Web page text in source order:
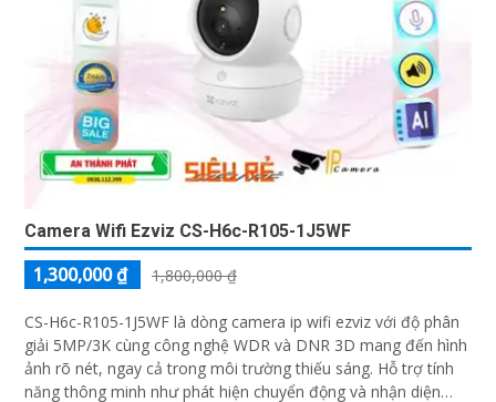
Camera Wifi Ezviz CS-H6c-R105-1J5WF
1,300,000 ₫ 1,800,000 ₫
CS-H6c-R105-1J5WF là dòng camera ip wifi ezviz với độ phân
giải 5MP/3K cùng công nghệ WDR và DNR 3D mang đến hình
ảnh rõ nét, ngay cả trong môi trường thiếu sáng. Hỗ trợ tính
năng thông minh như phát hiện chuyển động và nhận diện